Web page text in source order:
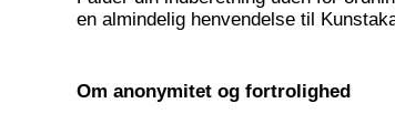
en almindelig henvendelse til
Om anonymitet og fortrolighed